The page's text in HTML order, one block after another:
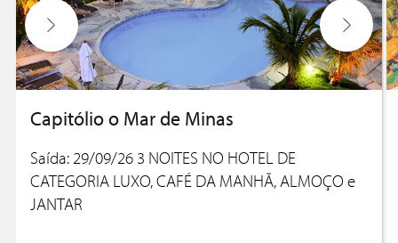
Capitólio o Mar de Minas
Saída: 29/09/26 3 NOITES NO HOTEL DE
CATEGORIA LUXO, CAFÉ DA MANHÃ, ALMOÇO e
JANTAR